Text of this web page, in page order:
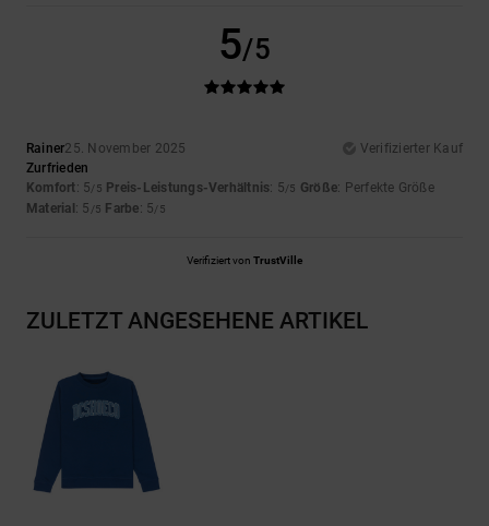
5/5
Rainer25. November 2025
Verifizierter Kauf
Zurfrieden
Komfort: 5/5 Preis-Leistungs-Verhältnis: 5/5 Größe: Perfekte Größe
Material : 5 /5 Farbe: 5/5
Verifiziert von TrustVille
ZULETZT ANGESEHENE ARTIKEL